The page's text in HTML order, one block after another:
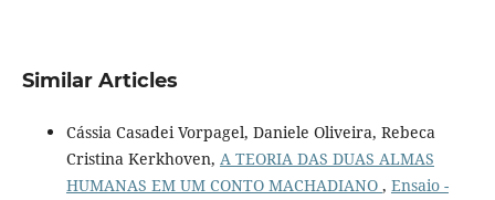
Similar Articles
Cássia Casadei Vorpagel, Daniele Oliveira, Rebeca
Cristina Kerkhoven, A TEORIA DAS DUAS ALMAS
HUMANAS EM UM CONTO MACHADIANO , Ensaio -